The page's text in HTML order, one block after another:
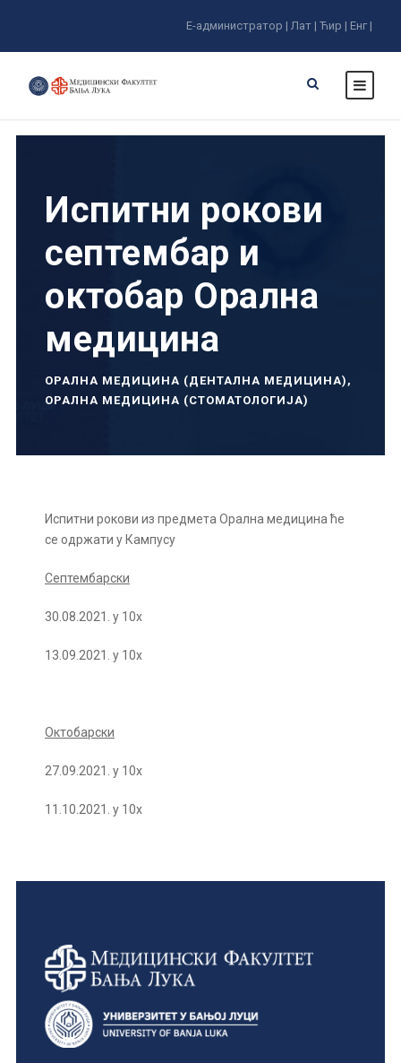
Е-администратор | Лат | Ћир | Енг |
Испитни рокови
септембар и
октобар Орална
медицина
ОРАЛНА МЕДИЦИНА (ДЕНТАЛНА МЕДИЦИНА) ,
ОРАЛНА МЕДИЦИНА (СТОМАТОЛОГИЈА)
Испитни рокови из предмета Орална медицина ће
се одржати у Кампусу
Септембарски
30.08.2021. у 10х
13.09.2021. у 10х
Октобарски
27.09.2021. у 10х
11.10.2021. у 10х